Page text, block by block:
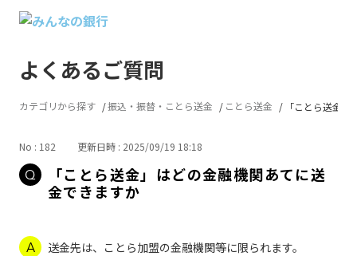
よくあるご質問
カテゴリから探す 振込・振替・ことら送金 ことら送金 「ことら送金
No : 182 更新日時 : 2025/09/19 18:18
「ことら送金」はどの金融機関あてに送
金できますか
送金先は、ことら加盟の金融機関等に限られます。